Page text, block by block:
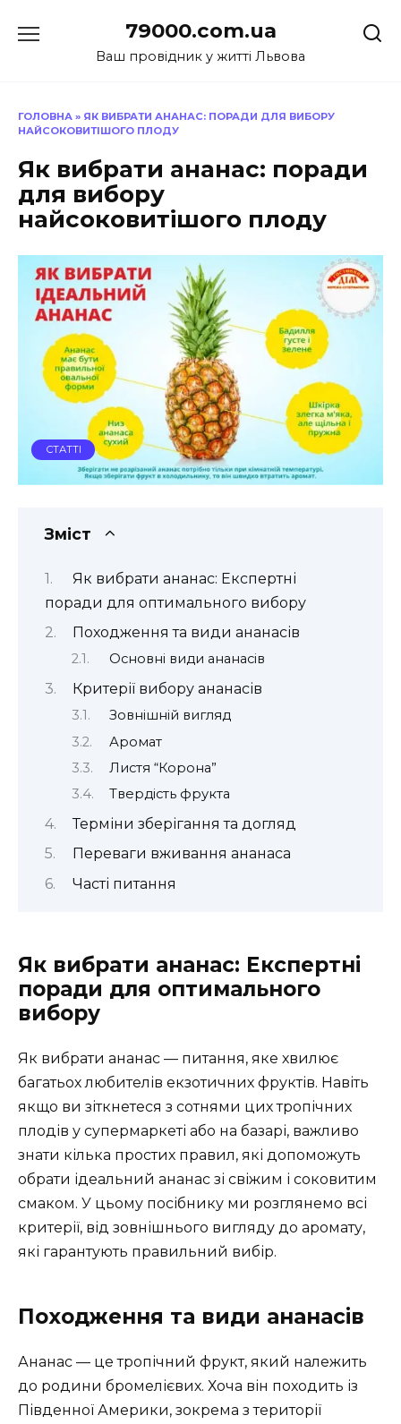
до
79000.com.ua
Ваш провідник у житті Львова
ГОЛОВНА » ЯК ВИБРАТИ АНАНАС: ПОРАДИ ДЛЯ ВИБОРУ
НАЙСОКОВИТІШОГО ПЛОДУ
Як вибрати ананас: поради
для вибору
найсоковитішого плоду
СТАТТІ
Зміст
Як вибрати ананас: Експертні
поради для оптимального вибору
Походження та види ананасів
Основні види ананасів
Критерії вибору ананасів
Зовнішній вигляд
Аромат
Листя “Корона”
Твердість фрукта
Терміни зберігання та догляд
Переваги вживання ананаса
Часті питання
Як вибрати ананас: Експертні
поради для оптимального
вибору
Як вибрати ананас — питання, яке хвилює
багатьох любителів екзотичних фруктів. Навіть
якщо ви зіткнетеся з сотнями цих тропічних
плодів у супермаркеті або на базарі, важливо
знати кілька простих правил, які допоможуть
обрати ідеальний ананас зі свіжим і соковитим
смаком. У цьому посібнику ми розглянемо всі
критерії, від зовнішнього вигляду до аромату,
які гарантують правильний вибір.
Походження та види ананасів
Ананас — це тропічний фрукт, який належить
до родини бромелієвих. Хоча він походить із
Південної Америки, зокрема з території